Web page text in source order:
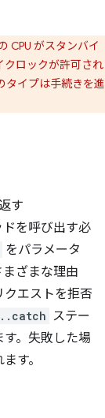
CPU がスタンバイ
クロックが許可され
タイプは手続きを進
す
ドを呼び出す必
をパラメータ
ざまな理由
クエストを拒否
ステー
。失敗した場
す。